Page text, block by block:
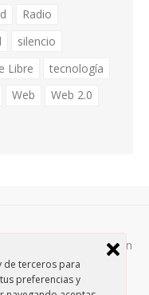
de terceros para
preferencias y
Radio
silencio
Libre
tecnología
Web
Web 2.0
de esta página están
Attribution-
Política de privacidad